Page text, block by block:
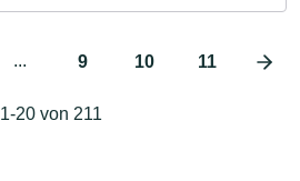
... 9 10 11
1-20 von 211